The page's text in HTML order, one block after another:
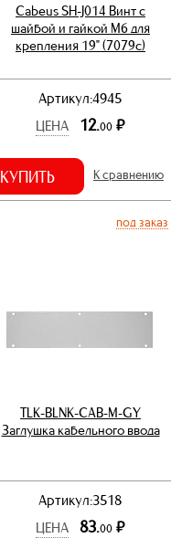
Cabeus SH-J014 Винт с
шайбой и гайкой M6 для
крепления 19" (7079c)
Артикул:4945
ЦЕНА
12.00 р.
КУПИТЬ К сравнению
под заказ
TLK-BLNK-CAB-M-GY
Заглушка кабельного ввода
Артикул:3518
ЦЕНА
83.00 р.